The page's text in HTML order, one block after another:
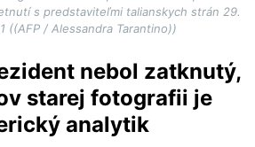
s predstaviteľmi talianskych strán 29.
((AFP / Alessandra Tarantino))
nebol zatknutý,
starej fotografii je
analytik